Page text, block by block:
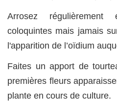
Arrosez
coloquintes mais jamais
l'apparition de l’oïdium
Faites un apport de
premières fleurs
plante en cours de culture.